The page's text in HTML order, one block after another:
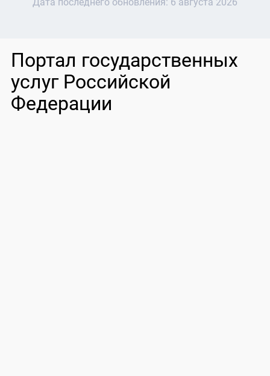
Портал государственных
услуг Российской
Федерации